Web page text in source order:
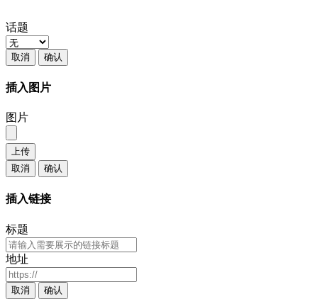
话题
取消 确认
插入图片
图片
上传
取消
确认
插入链接
标题
地址
取消 确认